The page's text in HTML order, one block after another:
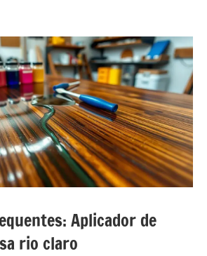
Aplicador de
rio claro